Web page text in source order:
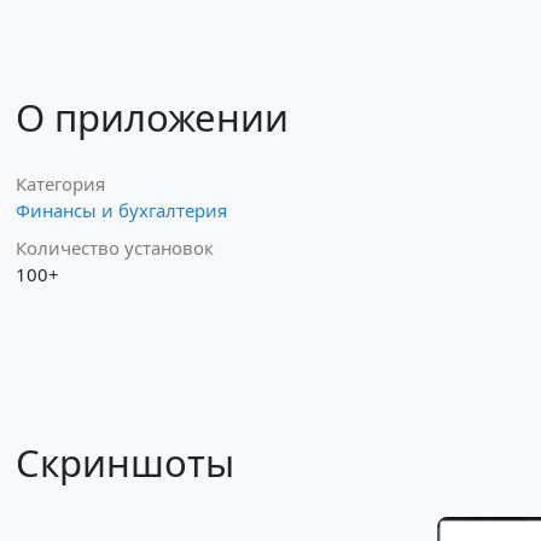
О приложении
Категория
Финансы и бухгалтерия
Количество установок
100+
Скриншоты